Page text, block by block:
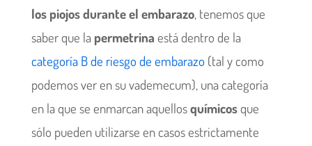
los piojos durante el embarazo, tenemos que
saber que la permetrina está dentro de la
categoría B de riesgo de embarazo (tal y como
podemos ver en su vademecum), una categoría
en la que se enmarcan aquellosquímicosque
sólo pueden utilizarse en casos estrictamente